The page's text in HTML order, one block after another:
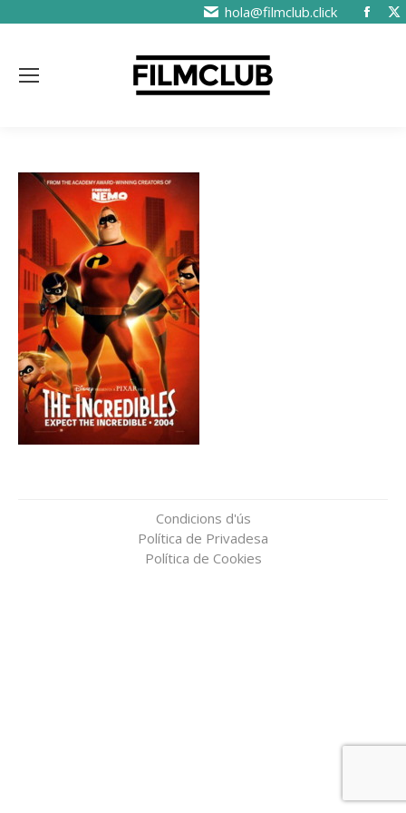
hola@filmclub.click
Condicions d'ús
Política de Privadesa
Política de Cookies